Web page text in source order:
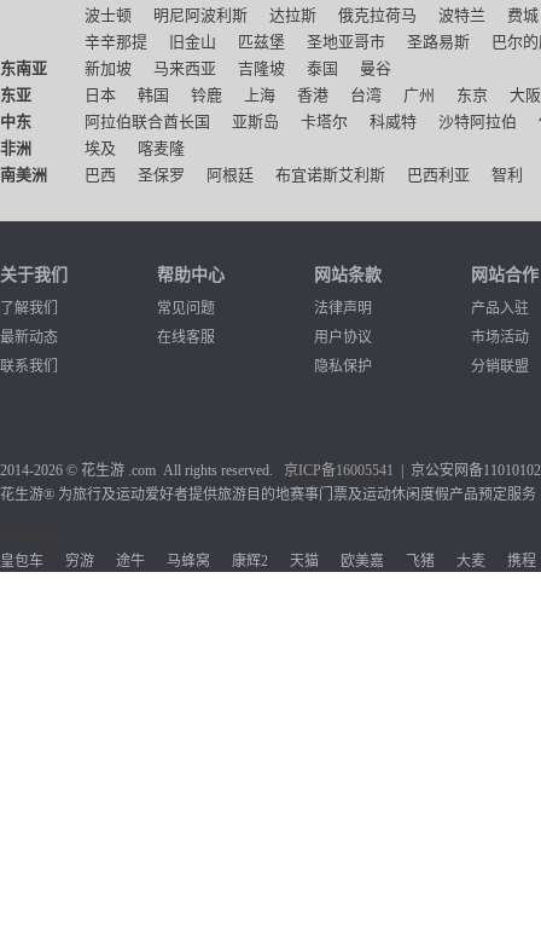
波士顿 明尼阿波利斯 达拉斯 俄克拉荷马 波特兰
费城
辛辛那提
旧金山 匹兹堡 圣地亚哥市 圣路易斯
巴尔
东南亚
新加坡 马来西亚 吉隆坡 泰国
曼谷
东亚
日本 韩国 铃鹿 上海 香港 台湾 广州 东京
大阪
中东
阿拉伯联合酋长国 亚斯岛 卡塔尔 科威特 沙特阿拉伯
非洲
埃及
喀麦隆
南美洲
巴西 圣保罗 阿根廷 布宜诺斯艾利斯 巴西利亚 智利
关于我们
了解我们
最新动态
联系我们
帮助中心
常见问题
在线客服
网站条款
法律声明
用户协议
隐私保护
网站合作
产品入驻
市场活动
分销联盟
2014-2026 © 花生游 .com All rights reserved. 京ICP备16005541 | 京公安网备
花生游® 为旅行及运动爱好者提供旅游目的地赛事门票及运动休闲度假产品预定服务
皇包车
穷游 途牛 马蜂窝 康辉2 天猫 欧美嘉 飞猪 大麦 携程